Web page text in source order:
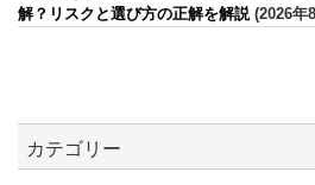
解？リスクと選び方の正解を解説(2026年
カテゴリー